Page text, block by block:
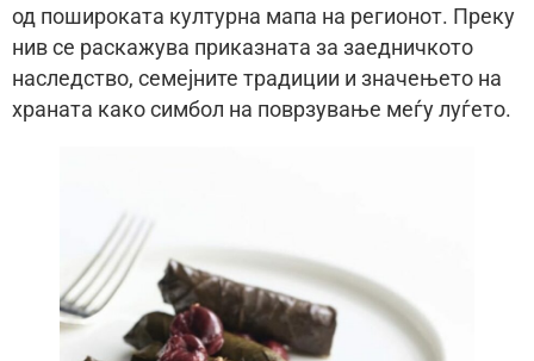
од пошироката културна мапа на регионот. Преку
нив се раскажува приказната за заедничкото
наследство, семејните традиции и значењето на
храната како симбол на поврзување меѓу луѓето.